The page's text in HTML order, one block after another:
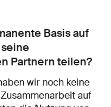
Basis auf
Partnern teilen?
wir noch keine
auf